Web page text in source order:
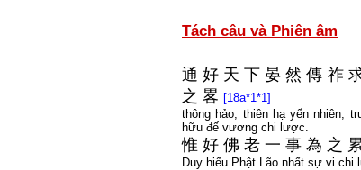
Tách câu và Phiên âm
通好 天下 晏然傳 祚
之 畧 [18a*1*1]
thông hảo, thiên hạ yến nhiên,
hữu đế vương chi lược.
惟 好 佛 老 一 事 為 之
Duy hiếu Phật Lão nhất sự vi chi